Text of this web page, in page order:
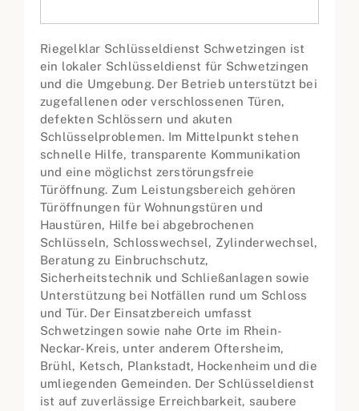
Riegelklar Schlüsseldienst Schwetzingen ist
ein lokaler Schlüsseldienst für Schwetzingen
und die Umgebung. Der Betrieb unterstützt bei
zugefallenen oder verschlossenen Türen,
defekten Schlössern und akuten
Schlüsselproblemen. Im Mittelpunkt stehen
schnelle Hilfe, transparente Kommunikation
und eine möglichst zerstörungsfreie
Türöffnung. Zum Leistungsbereich gehören
Türöffnungen für Wohnungstüren und
Haustüren, Hilfe bei abgebrochenen
Schlüsseln, Schlosswechsel, Zylinderwechsel,
Beratung zu Einbruchschutz,
Sicherheitstechnik und Schließanlagen sowie
Unterstützung bei Notfällen rund um Schloss
und Tür. Der Einsatzbereich umfasst
Schwetzingen sowie nahe Orte im Rhein-
Neckar-Kreis, unter anderem Oftersheim,
Brühl, Ketsch, Plankstadt, Hockenheim und die
umliegenden Gemeinden. Der Schlüsseldienst
ist auf zuverlässige Erreichbarkeit, saubere